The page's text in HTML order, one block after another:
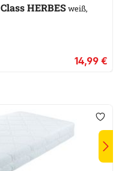
HERBESweiß,
14,99 €